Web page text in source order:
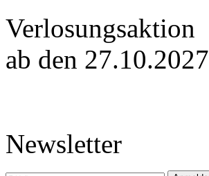
Verlosungsaktion
ab den 27.10.2027
Newsletter